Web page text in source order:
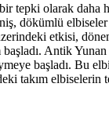
tepki olarak
dökümlü
etkisi,
Antik
başladı. Bu
takım